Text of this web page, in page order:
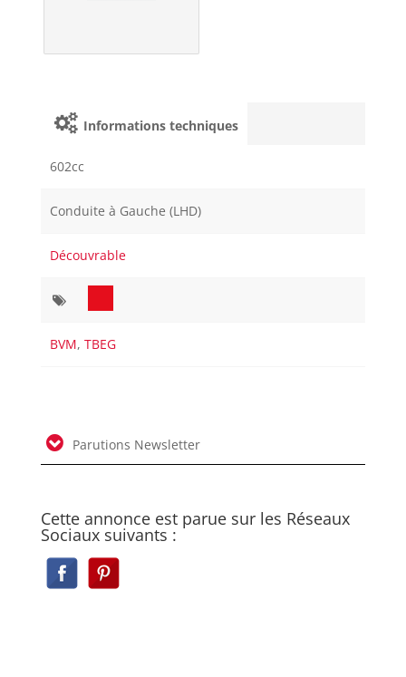
Informations techniques
602cc
Conduite à Gauche (LHD)
Découvrable
BVM,TBEG
Parutions Newsletter
Cette annonce est parue sur les Réseaux
Sociaux suivants :